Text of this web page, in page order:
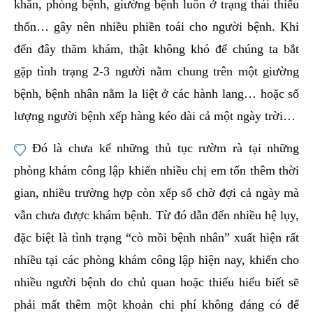
khăn, phòng bệnh, giường bệnh luôn ở trạng thái thiếu
thốn… gây nên nhiều phiền toái cho người bệnh. Khi
đến đây thăm khám, thật không khó để chúng ta bắt
gặp tình trạng 2-3 người nằm chung trên một giường
bệnh, bệnh nhân nằm la liệt ở các hành lang… hoặc số
lượng người bệnh xếp hàng kéo dài cả một ngày trời…
Đó là chưa kể những thủ tục rườm rà tại những
phòng khám công lập khiến nhiều chị em tốn thêm thời
gian, nhiều trường hợp còn xếp sổ chờ đợi cả ngày mà
vẫn chưa được khám bệnh. Từ đó dẫn đến nhiều hệ lụy,
đặc biệt là tình trạng “cò mồi bệnh nhân” xuất hiện rất
nhiều tại các phòng khám công lập hiện nay, khiến cho
nhiều người bệnh do chủ quan hoặc thiếu hiểu biết sẽ
phải mất thêm một khoản chi phí không đáng có để